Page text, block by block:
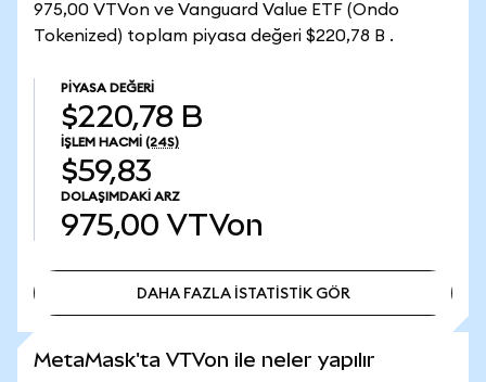
975,00 VTVon ve Vanguard Value ETF (Ondo
Tokenized) toplam piyasa değeri $220,78 B .
PIYASA DEĞERI
$220,78 B
İŞLEM HACMI (24S)
$59,83
DOLAŞIMDAKI ARZ
975,00 VTVon
DAHA FAZLA İSTATİSTİK GÖR
MetaMask'ta VTVon ile neler yapılır